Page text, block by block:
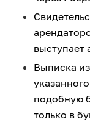
выступает
Выписка
подобную
только в